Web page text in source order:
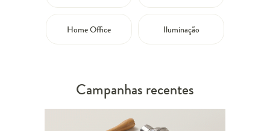
Home Office Iluminação
Campanhas recentes